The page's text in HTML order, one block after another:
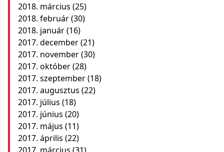
2018. március (25)
2018. február(30)
2018. január(16)
2017. december(21)
2017. november(30)
2017. október(28)
2017. szeptember(18)
2017. augusztus (22)
2017. július (18)
2017. június (20)
2017. május (11)
2017. április (22)